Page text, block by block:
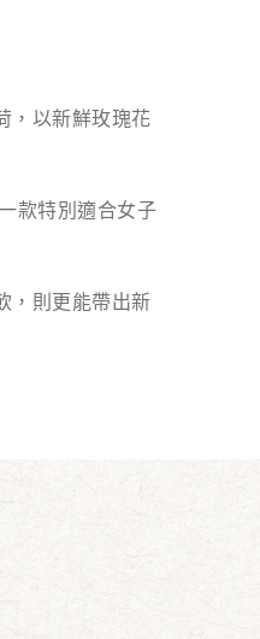
，以新鮮玫瑰花
款特別適合女子
，則更能帶出新